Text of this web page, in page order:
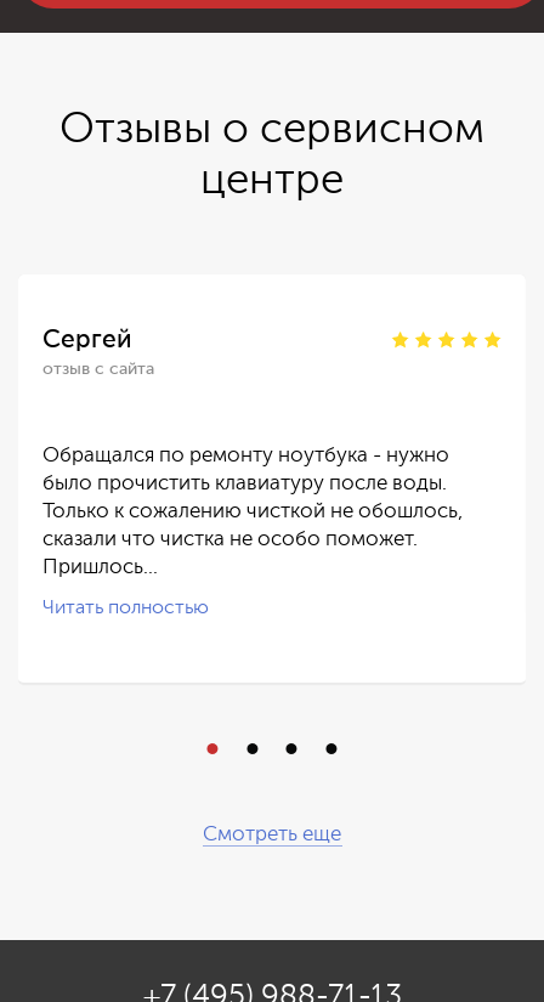
Отзывы о сервисном
центре
Сергей
отзыв с сайта
Обращался по ремонту ноутбука - нужно
было прочистить клавиатуру после воды.
Только к сожалению чисткой не обошлось,
сказали что чистка не особо поможет.
Пришлось…
Читать полностью
Смотреть еще